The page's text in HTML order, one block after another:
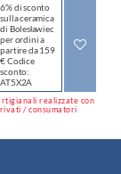
6% di sconto
sulla ceramica
di Bolesławiec
per ordini a
partire da 159
€ Codice
sconto:
AT5X2A
realizzate con
/ consumatori